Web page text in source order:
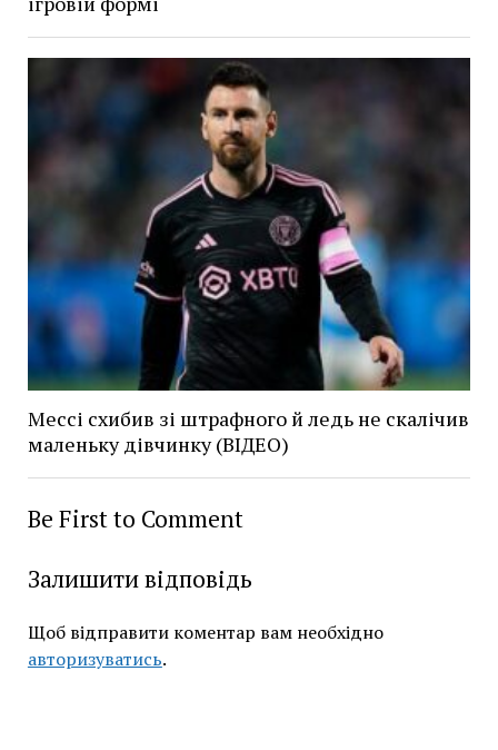
Мессі схибив зі штрафного й ледь не скалічив
маленьку дівчинку (ВІДЕО)
Be First to Comment
Залишити відповідь
Щоб відправити коментар вам необхідно
авторизуватись.